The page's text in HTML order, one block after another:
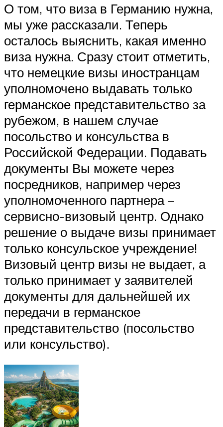
О том, что виза в Германию нужна,
мы уже рассказали. Теперь
осталось выяснить, какая именно
виза нужна. Сразу стоит отметить,
что немецкие визы иностранцам
уполномочено выдавать только
германское представительство за
рубежом, в нашем случае
посольство и консульства в
Российской Федерации. Подавать
документы Вы можете через
посредников, например через
уполномоченного партнера –
сервисно-визовый центр. Однако
решение о выдаче визы принимает
только консульское учреждение!
Визовый центр визы не выдает, а
только принимает у заявителей
документы для дальнейшей их
передачи в германское
представительство (посольство
или консульство).